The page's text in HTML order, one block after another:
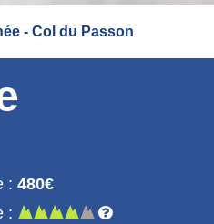
- Col du Passon
: 480€
: